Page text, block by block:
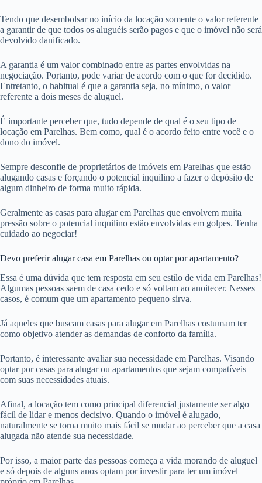
Tendo que desembolsar no início da locação somente o valor referente
a garantir de que todos os aluguéis serão pagos e que o imóvel não será
devolvido danificado.
A garantia é um valor combinado entre as partes envolvidas na
negociação. Portanto, pode variar de acordo com o que for decidido.
Entretanto, o habitual é que a garantia seja, no mínimo, o valor
referente a dois meses de aluguel.
É importante perceber que, tudo depende de qual é o seu tipo de
locação em Parelhas. Bem como, qual é o acordo feito entre você e o
dono do imóvel.
Sempre desconfie de proprietários de imóveis em Parelhas que estão
alugando casas e forçando o potencial inquilino a fazer o depósito de
algum dinheiro de forma muito rápida.
Geralmente as casas para alugar em Parelhas que envolvem muita
pressão sobre o potencial inquilino estão envolvidas em golpes. Tenha
cuidado ao negociar!
Devo preferir alugar casa em Parelhas ou optar por apartamento?
Essa é uma dúvida que tem resposta em seu estilo de vida em Parelhas!
Algumas pessoas saem de casa cedo e só voltam ao anoitecer. Nesses
casos, é comum que um apartamento pequeno sirva.
Já aqueles que buscam casas para alugar em Parelhas costumam ter
como objetivo atender as demandas de conforto da família.
Portanto, é interessante avaliar sua necessidade em Parelhas. Visando
optar por casas para alugar ou apartamentos que sejam compatíveis
com suas necessidades atuais.
Afinal, a locação tem como principal diferencial justamente ser algo
fácil de lidar e menos decisivo. Quando o imóvel é alugado,
naturalmente se torna muito mais fácil se mudar ao perceber que a casa
alugada não atende sua necessidade.
Por isso, a maior parte das pessoas começa a vida morando de aluguel
e só depois de alguns anos optam por investir para ter um imóvel